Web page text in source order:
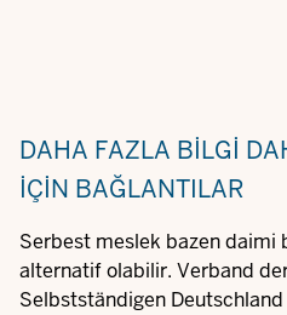
DAHA FAZLA BILGI
IÇIN BAĞLANTILAR
Serbest meslek bazen daimi
alternatif olabilir. Verband
Selbstständigen